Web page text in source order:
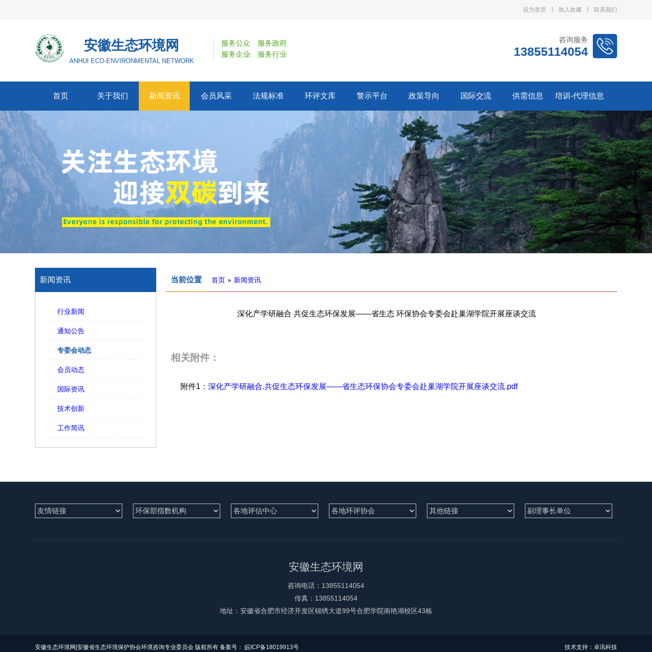
设为首页 加入收藏 联系我们
安徽生态环境网
ANHUI ECO-ENVIRONMENTAL NETWORK
服务公众
服务企业
服务政府
服务行业
咨询服务
13855114054
首页 关于我们 新闻资讯 会员风采 法规标准 环评文库 警示平台 政策导向 国际交流 供需信息 培训-代理信息
新闻资讯
行业新闻
通知公告
专委会动态
会员动态
国际资讯
技术创新
工作简讯
当前位置 首页 » 新闻资讯
深化产学研融合 共促生态环保发展——省生态 环保协会专委会赴巢湖学院开展座谈交流
相关附件：
附件1： 深化产学研融合.共促生态环保发展——省生态环保协会专委会赴巢湖学院开展座谈交流.pdf
安徽生态环境网
咨询电话：13855114054
传真：13855114054
地址：安徽省合肥市经济开发区锦绣大道99号合肥学院南艳湖校区43栋
安徽生态环境网|安徽省生态环境保护协会环境咨询专业委员会 版权所有 备案号： 皖ICP备18019913号 技术支持：卓讯科技